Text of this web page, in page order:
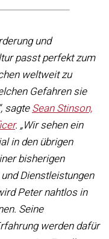
und
passt perfekt zum
weltweit zu
Gefahren sie
sagteSean Stinson,
. „Wir sehen ein
in den übrigen
bisherigen
Dienstleistungen
Peter nahtlos in
Seine
werden dafür